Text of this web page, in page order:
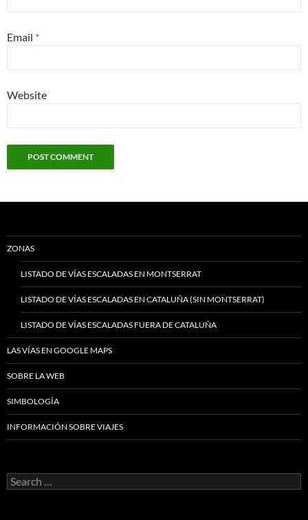
Email *
Website
ZONAS
LISTADO DE VÍAS ESCALADAS EN MONTSERRAT
LISTADO DE VÍAS ESCALADAS EN CATALUÑA (SIN MONTSERRAT)
LISTADO DE VÍAS ESCALADAS FUERA DE CATALUÑA
LAS VÍAS EN GOOGLE MAPS
SOBRE LA WEB
SIMBOLOGÍA
INFORMACIÓN SOBRE VIAJES
Search
for: